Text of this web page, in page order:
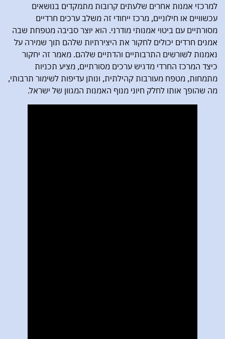
למרכזי אמנות אחרים שלעתים קרובות מתמקדים בנושאים
עכשוויים או חילוניים, מרכז ייחודי זה משלב ערכים חרדיים
מסורתיים עם ביטוי אמנותי מודרני. הוא יוצר סביבה מטפחת שבה
אמנים חרדים יכולים לחקור את היצירתיות שלהם תוך שמירה על
נאמנות לשורשים התרבותיים והדתיים שלהם. מאמר זה יחקור
כיצד המרכז החרדי מדגיש ערכים מסורתיים, מציע תכניות
מתמחות, מטפח מעורבות קהילתית, ונותן עדיפות לשימור תרבותי,
מה שהופך אותו לחלק חיוני מנוף האמנות המגוון של ישראל.